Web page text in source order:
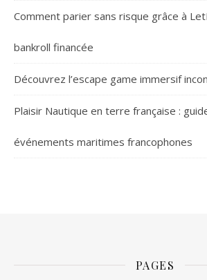
Comment parier sans risque grâce à
bankroll financée
Découvrez l’escape game immersif
Plaisir Nautique en terre française :
événements maritimes francophones
PAGES